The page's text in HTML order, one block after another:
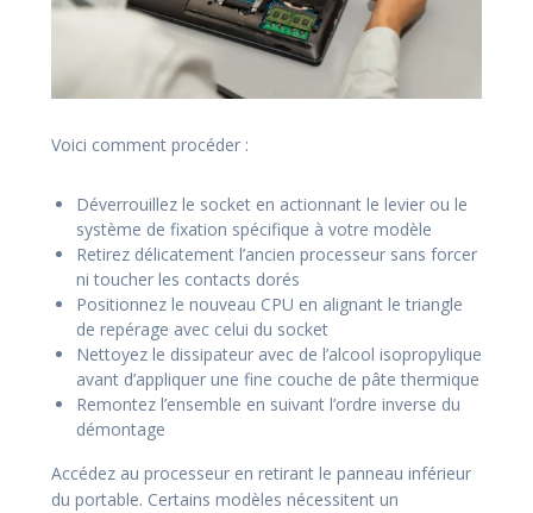
Voici comment procéder :
Déverrouillez le socket en actionnant le levier ou le
système de fixation spécifique à votre modèle
Retirez délicatement l’ancien processeur sans forcer
ni toucher les contacts dorés
Positionnez le nouveau CPU en alignant le triangle
de repérage avec celui du socket
Nettoyez le dissipateur avec de l’alcool isopropylique
avant d’appliquer une fine couche de pâte thermique
Remontez l’ensemble en suivant l’ordre inverse du
démontage
Accédez au processeur en retirant le panneau inférieur
du portable. Certains modèles nécessitent un